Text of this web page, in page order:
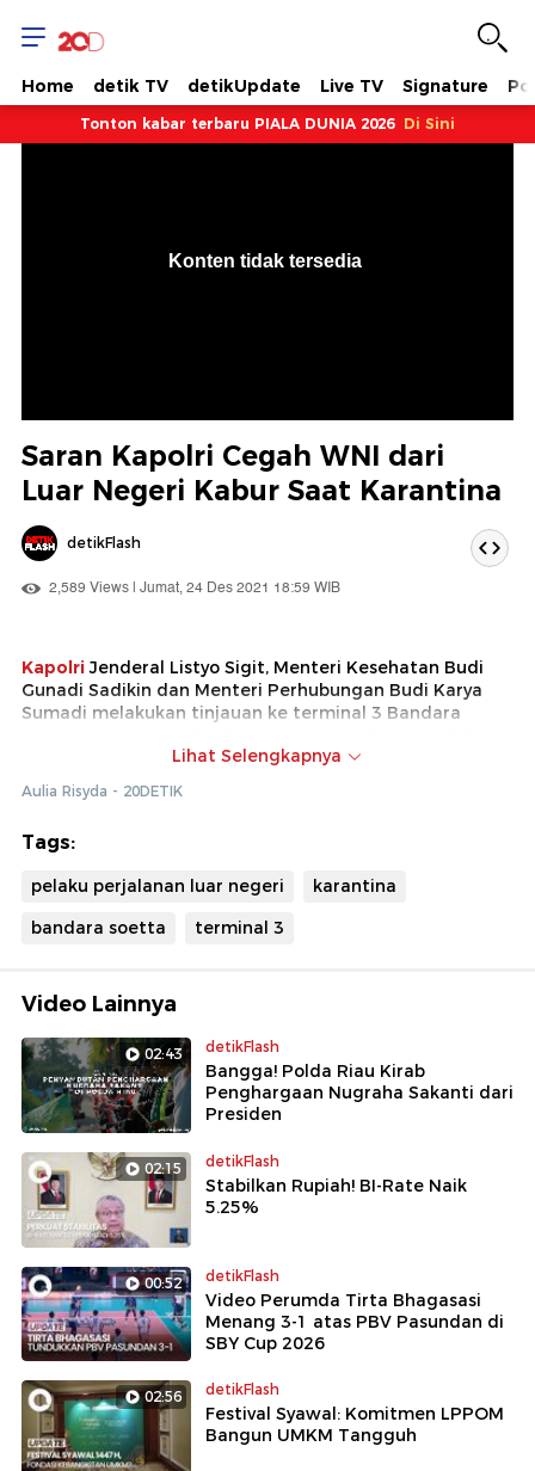
Home detik TV detikUpdate Live TV Signature
Tonton kabar terbaru PIALA DUNIA 2026 Di Sini
Konten tidak tersedia
Saran Kapolri Cegah WNI dari
Luar Negeri Kabur Saat Karantina
detikFlash
2,589 Views | Jumat, 24 Des 2021 18:59 WIB
KapolriJenderal Listyo Sigit, Menteri Kesehatan Budi
Gunadi Sadikin dan Menteri Perhubungan Budi Karya
Sumadi melakukan tinjauan ke terminal 3 Bandara
minta agar satgas memastikan pelaku perjalanan luar
negeri melaksanakan
tidak kabur saat menjalani karantina.
Lihat Selengkapnya
Aulia Risyda - 20DETIK
Tags:
pelaku perjalanan luar negeri
karantina
bandara soetta
terminal 3
Video Lainnya
02:43 detikFlash
Bangga! Polda Riau Kirab
Penghargaan Nugraha Sakanti dari
Presiden
02:15 detikFlash
Stabilkan Rupiah! BI-Rate Naik
5.25%
00:52 detikFlash
Video Perumda Tirta Bhagasasi
Menang 3-1 atas PBV Pasundan di
SBY Cup 2026
02:56 detikFlash
Festival Syawal: Komitmen LPPOM
Bangun UMKM Tangguh